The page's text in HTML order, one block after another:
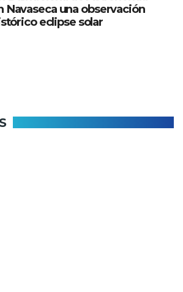
Navaseca una observación
eclipse solar